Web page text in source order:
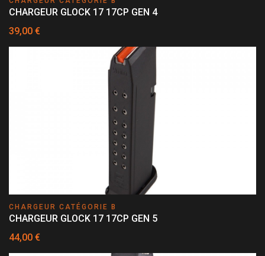
CHARGEUR GLOCK 17 17CP GEN 4
39,00 €
CHARGEUR CATÉGORIE B
CHARGEUR GLOCK 17 17CP GEN 5
44,00 €